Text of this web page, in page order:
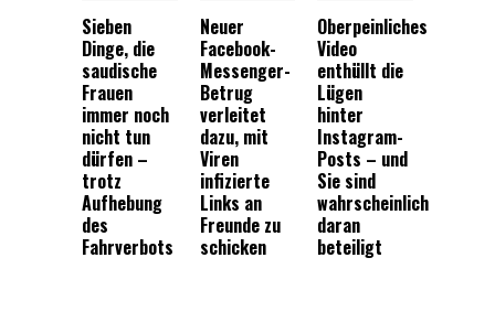
Sieben
Dinge, die
saudische
Frauen
immer noch
nicht tun
dürfen –
trotz
Aufhebung
des
Fahrverbots
Neuer
Facebook-
Messenger-
Betrug
verleitet
dazu, mit
Viren
infizierte
Links an
Freunde zu
schicken
Oberpeinliches
Video
enthüllt die
Lügen
hinter
Instagram-
Posts – und
Sie sind
wahrscheinlich
daran
beteiligt